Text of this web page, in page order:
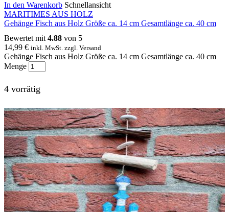
In den Warenkorb Schnellansicht
MARITIMES AUS HOLZ
Gehänge Fisch aus Holz Größe ca. 14 cm Gesamtlänge ca. 40 cm
Bewertet mit 4.88 von 5
14,99 € inkl. MwSt. zzgl. Versand
Gehänge Fisch aus Holz Größe ca. 14 cm Gesamtlänge ca. 40 cm
Menge
4 vorrätig